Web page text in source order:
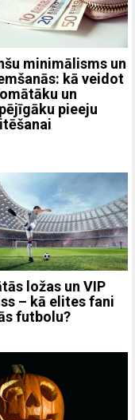
minimālisms un
kā veidot
un
pieeju
ložas un VIP
– kā elites fani
futbolu?